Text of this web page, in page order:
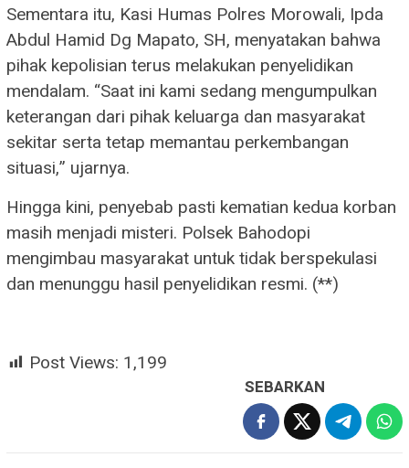
Sementara itu, Kasi Humas Polres Morowali, Ipda
Abdul Hamid Dg Mapato, SH, menyatakan bahwa
pihak kepolisian terus melakukan penyelidikan
mendalam. “Saat ini kami sedang mengumpulkan
keterangan dari pihak keluarga dan masyarakat
sekitar serta tetap memantau perkembangan
situasi,” ujarnya.
Hingga kini, penyebab pasti kematian kedua korban
masih menjadi misteri. Polsek Bahodopi
mengimbau masyarakat untuk tidak berspekulasi
dan menunggu hasil penyelidikan resmi. (**)
Post Views: 1,199
SEBARKAN